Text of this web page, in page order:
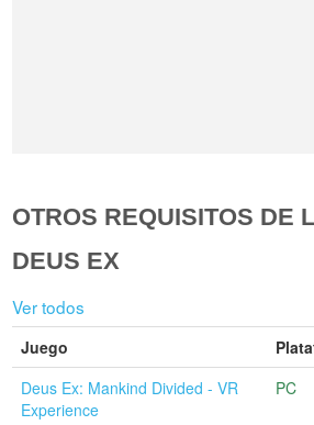
OTROS REQUISITOS DE
DEUS EX
Ver todos
Juego
Deus Ex: Mankind Divided - VR
Experience
PC